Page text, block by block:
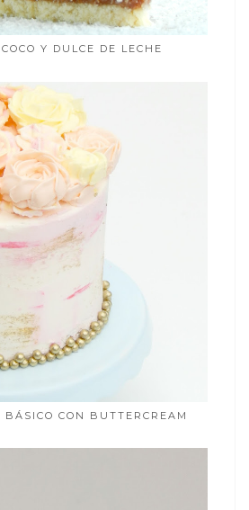
Y DULCE DE LECHE
BÁSICO CON BUTTERCREAM